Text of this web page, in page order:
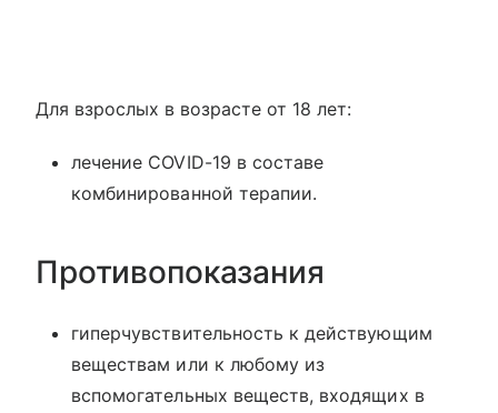
Для взрослых в возрасте от 18 лет:
лечение COVID-19 в составе
комбинированной терапии.
Противопоказания
гиперчувствительность к действующим
веществам или к любому из
вспомогательных веществ, входящих в